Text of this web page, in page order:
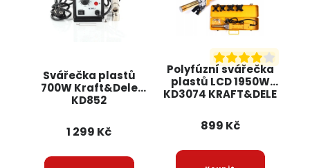
Svářečka plastů
700W Kraft&Dele
KD852
1 299 Kč
Polyfúzní svářečka
plastů LCD 1950W
KD3074 KRAFT&DELE
899 Kč